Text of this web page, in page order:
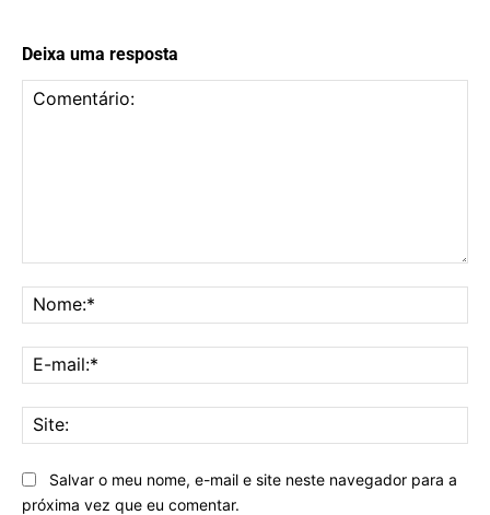
Deixa uma resposta
Salvar o meu nome, e-mail e site neste navegador para a
próxima vez que eu comentar.